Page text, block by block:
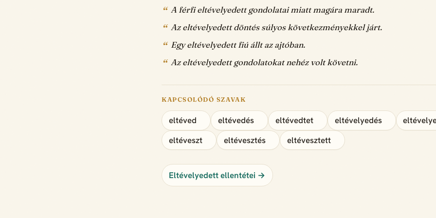
A férfi eltévelyedett gondolatai miatt magára maradt.
Az eltévelyedett döntés súlyos következményekkel járt.
Egy eltévelyedett fiú állt az ajtóban.
Az eltévelyedett gondolatokat nehéz volt követni.
KAPCSOLÓDÓ SZAVAK
eltéved eltévedés eltévedtet eltévelyedés
eltéveszt
eltévesztés eltévesztett
Eltévelyedett ellentétei →